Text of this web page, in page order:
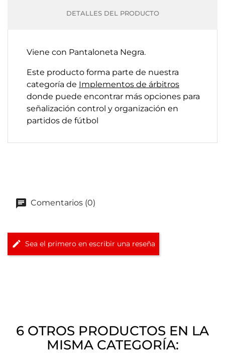
DETALLES DEL PRODUCTO
Viene con Pantaloneta Negra.
Este producto forma parte de nuestra
categoría de Implementos de árbitros
donde puede encontrar más opciones para
señalización control y organización en
partidos de fútbol
Comentarios (0)
Sea el primero en escribir una reseña
6 OTROS PRODUCTOS EN LA
MISMA CATEGORÍA: